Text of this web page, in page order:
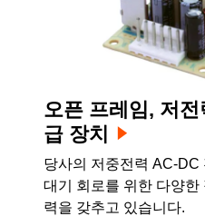
오픈 프레임, 저
급 장치
당사의 저중전력 AC-DC
대기 회로를 위한 다양한
력을 갖추고 있습니다.